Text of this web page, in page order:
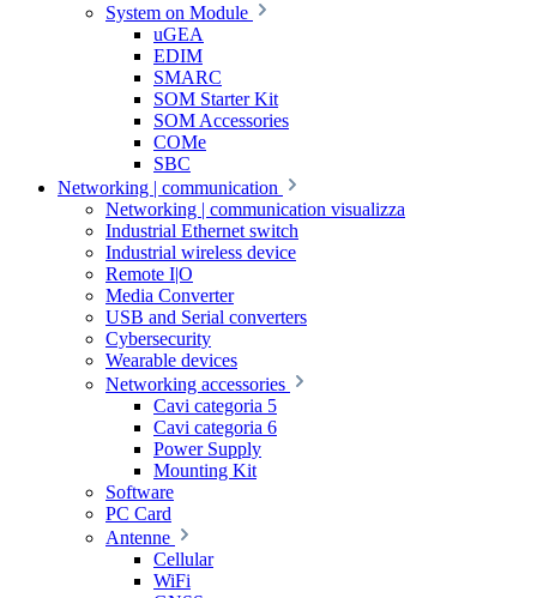
System on Module
uGEA
EDIM
SMARC
SOM Starter Kit
SOM Accessories
COMe
SBC
Networking | communication
Networking | communication visualizza
Industrial Ethernet switch
Industrial wireless device
Remote I|O
Media Converter
USB and Serial converters
Cybersecurity
Wearable devices
Networking accessories
Cavi categoria 5
Cavi categoria 6
Power Supply
Mounting Kit
Software
PC Card
Antenne
Cellular
WiFi